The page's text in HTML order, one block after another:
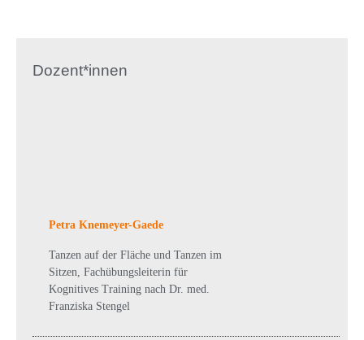
Dozent*innen
Petra Knemeyer-Gaede
Tanzen auf der Fläche und Tanzen im
Sitzen, Fachübungsleiterin für
Kognitives Training nach Dr. med.
Franziska Stengel